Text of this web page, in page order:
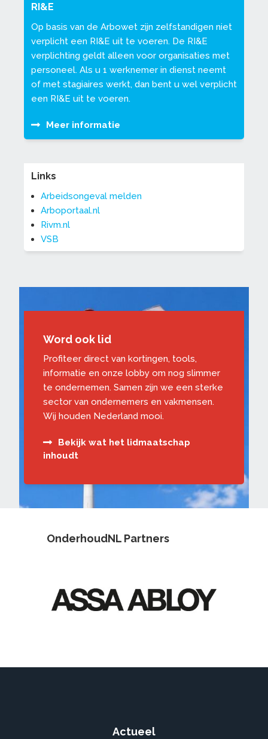
RI&E
Op basis van de Arbowet zijn zelfstandigen niet
verplicht een RI&E uit te voeren. De RI&E
verplichting geldt alleen voor organisaties met
personeel. Als u 1 werknemer in dienst neemt
of met stagiaires werkt, dan bent u wel verplicht
een RI&E uit te voeren.
Meer informatie
Links
Arbeidsongeval melden
Arboportaal.nl
Rivm.nl
VSB
Word ook lid
Profiteer direct van kortingen, tools,
informatie en onze lobby om nog slimmer
te ondernemen. Samen zijn we een sterke
sector van ondernemers en vakmensen.
Wij houden Nederland mooi.
Bekijk wat het lidmaatschap
inhoudt
OnderhoudNL Partners
Actueel